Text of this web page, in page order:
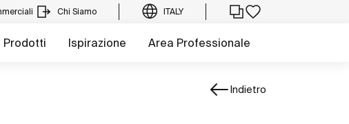
Chi Siamo ITALY
Prodotti Ispirazione Area Professionale
Indietro